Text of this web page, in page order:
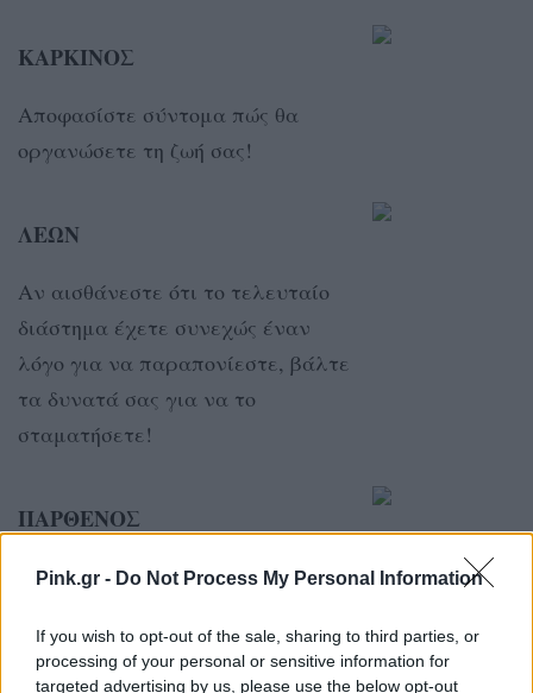
Pink.gr - Do Not Process My Personal Information
If you wish to opt-out of the sale, sharing to third parties, or
processing of your personal or sensitive information for
targeted advertising by us, please use the below opt-out
ΚΑΡΚΙΝΟΣ
Αποφασίστε σύντομα πώς θα
οργανώσετε τη ζωή σας!
ΛΕΩΝ
Αν αισθάνεστε ότι το τελευταίο
διάστημα έχετε συνεχώς έναν
λόγο για να παραπονίεστε, βάλτε
τα δυνατά σας για να το
σταματήσετε!
ΠΑΡΘΕΝΟΣ
Δεν είναι εύκολο να βλέπουμε
τώρα είναι η στιγμή!